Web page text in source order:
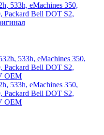
533h, eMachines 350,
Packard Bell DOT S2,
533h, eMachines 350,
Packard Bell DOT S2,
OEM